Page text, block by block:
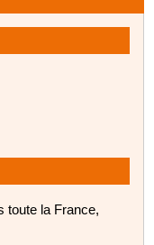
toute la France,